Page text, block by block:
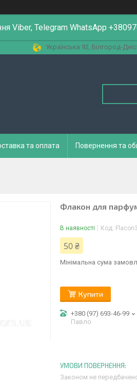
Viber, Telegram WhatsApp
Українська 92, Білгород-
та оплата Повернення та
Флакон для
В наявності Код:
50 ₴
Мінімальна сума
Купити
+380 (97) 693-46-99
Павло
Законом не